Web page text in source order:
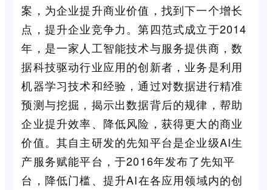
案，为企业提升商业价值，找到下一个增长
点，提升企业竞争力。第四范式成立于2014
年，是一家人工智能技术与服务提供商，数
据科技驱动行业应用的创新者，业务是利用
机器学习技术和经验，通过对数据进行精准
预测与挖掘，揭示出数据背后的规律，帮助
企业提升效率、降低风险，获得更大的商业
价值。其自主研发的先知平台是企业级AI生
产服务赋能平台，于2016年发布了先知平
台，降低门槛、提升AI在各应用领域内的创